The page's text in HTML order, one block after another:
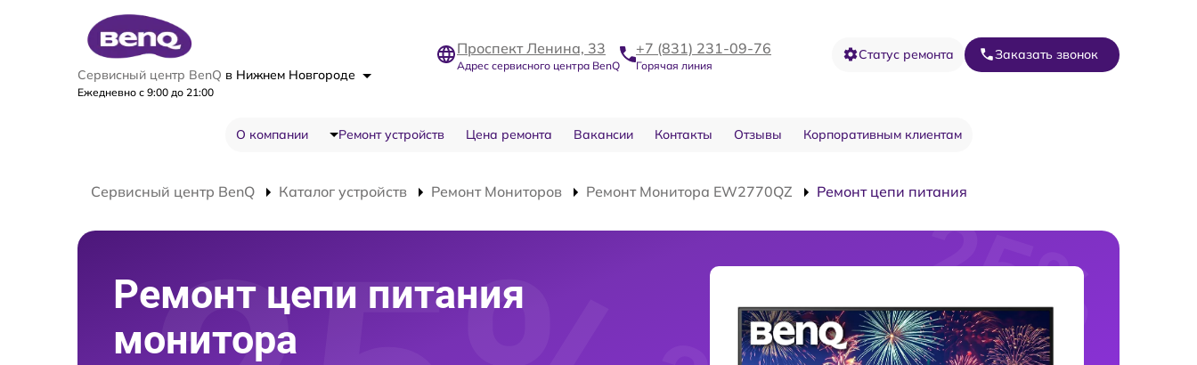
Сервисный центр BenQ в Нижнем Новгороде
Ежедневно с 9:00 до 21:00
Проспект Ленина, 33
Адрес сервисного центра BenQ
+7 (831) 231-09-76
Горячая линия
Статус ремонта Заказать звонок
О компании Ремонт устройств Цена ремонта Вакансии Контакты Отзывы Корпоративным клиентам
Сервисный центр BenQ Каталог устройств Ремонт Мониторов Ремонт Монитора EW2770QZ Ремонт цепи питания
Ремонт цепи питания
монитора